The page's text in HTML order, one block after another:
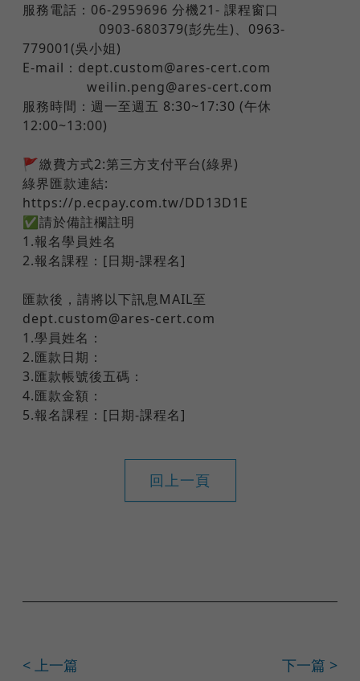
服務電話：06-2959696 分機21- 課程窗口
​ ​ ​ ​ ​ ​ ​ ​ 0903-680379(彭先生)、0963-
779001(吳小姐)
E-mail：dept.custom@ares-cert.com
​ ​ ​ ​ ​ ​ ​ weilin.peng@ares-cert.com
服務時間：週一至週五 8:30~17:30 (午休
12:00~13:00)
🚩繳費方式2:第三方支付平台(綠界)
綠界匯款連結:
https://p.ecpay.com.tw/DD13D1E
✅請於備註欄註明
1.報名學員姓名
2.報名課程：[日期-課程名]
匯款後，請將以下訊息MAIL至
dept.custom@ares-cert.com
1.學員姓名：
2.匯款日期：
3.匯款帳號後五碼：
4.匯款金額：
5.報名課程：[日期-課程名]
回上一頁
< 上一篇 下一篇 >